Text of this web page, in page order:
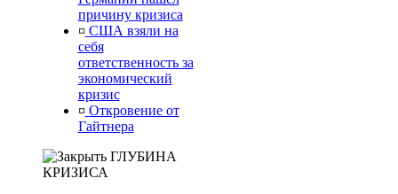
причину кризиса
¤ США взяли на
себя
ответственность за
экономический
кризис
¤ Откровение от
Гайтнера
ГЛУБИНА
КРИЗИСА